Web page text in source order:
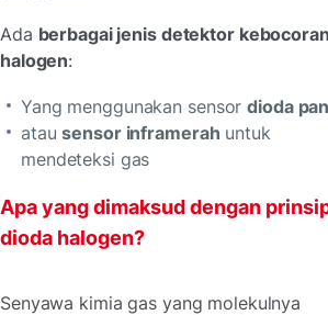
Ada berbagai jenis detektor kebocoran
halogen:
Yang menggunakan sensordioda
atausensor inframerah untuk
mendeteksi gas
Apa yang dimaksud dengan
dioda halogen?
Senyawa kimia gas yang molekulnya